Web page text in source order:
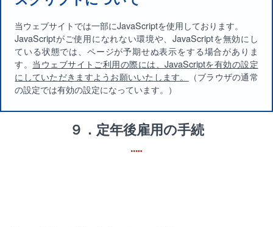
当ウェブサイトでは一部にJavaScriptを使用しております。
JavaScriptがご使用になれない環境や、JavaScriptを無効にし
ている状態では、ページが予期せぬ表示をする場合がありま
す。 当ウェブサイトご利用の際には、JavaScriptを有効の設定
にしていただきますようお願いいたします。
（ブラウザの通常
の設定では有効の設定になっています。）
９．定年後雇用の手続